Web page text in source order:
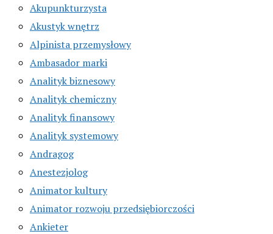
Akupunkturzysta
Akustyk wnętrz
Alpinista przemysłowy
Ambasador marki
Analityk biznesowy
Analityk chemiczny
Analityk finansowy
Analityk systemowy
Andragog
Anestezjolog
Animator kultury
Animator rozwoju przedsiębiorczości
Ankieter